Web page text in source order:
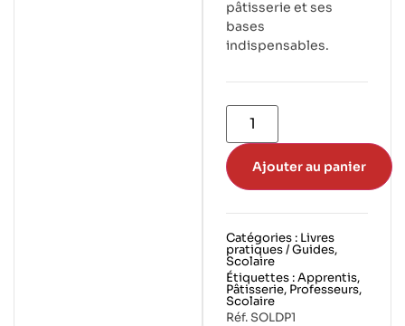
pâtisserie et ses
bases
indispensables.
Ajouter au panier
Catégories : Livres
pratiques / Guides,
Scolaire
Étiquettes :Apprentis,
Pâtisserie, Professeurs,
Scolaire
Réf. SOLDP1